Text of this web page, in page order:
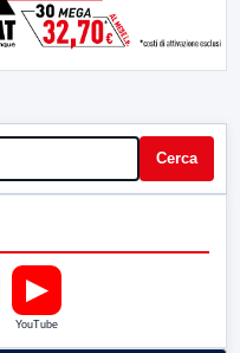
Cerca
▶
YouTube